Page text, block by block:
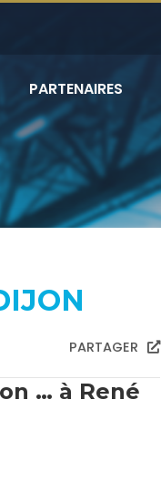
PARTENAIRES
PARTAGER
… à René